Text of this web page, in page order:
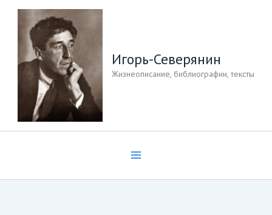
Перейти
содержимому
Игорь-Северянин
Жизнеописание, библиографии, тексты